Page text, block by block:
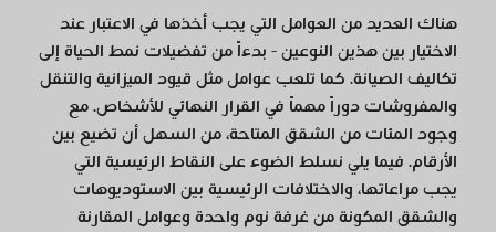
هناك العديد من العوامل التي يجب أخذها في الاعتبار عند
الاختيار بين هذين النوعين - بدءاً من تفضيلات نمط الحياة إلى
تكاليف الصيانة. كما تلعب عوامل مثل قيود الميزانية والتنقل
والمفروشات دوراً مهماً في القرار النهائي للأشخاص. مع
وجود المئات من الشقق المتاحة، من السهل أن تضيع بين
الأرقام. فيما يلي نسلط الضوء على النقاط الرئيسية التي
يجب مراعاتها، والاختلافات الرئيسية بين الاستوديوهات
والشقق المكونة من غرفة نوم واحدة وعوامل المقارنة